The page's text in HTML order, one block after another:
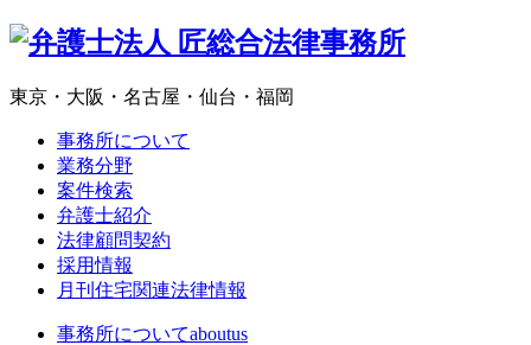
東京・大阪・名古屋・仙台・福岡
事務所について
業務分野
案件検索
弁護士紹介
法律顧問契約
採用情報
月刊住宅関連法律情報
事務所についてaboutus